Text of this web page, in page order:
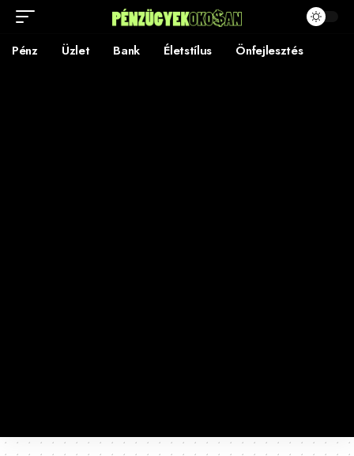
Pénz Üzlet Bank Életstílus Önfejlesztés